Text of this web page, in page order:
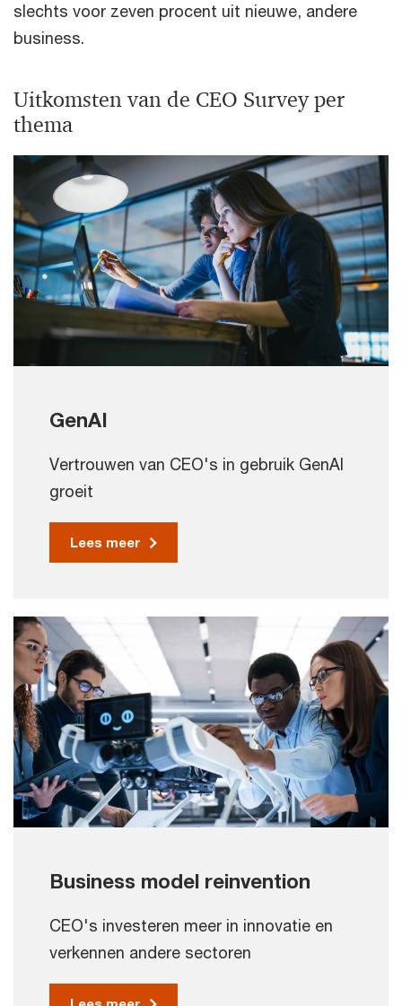
slechts voor zeven procent uit nieuwe, andere
business.
Uitkomsten van de CEO Survey per
thema
GenAI
Vertrouwen van CEO's in gebruik GenAI
groeit
Lees meer
Business model reinvention
CEO's investeren meer in innovatie en
verkennen andere sectoren